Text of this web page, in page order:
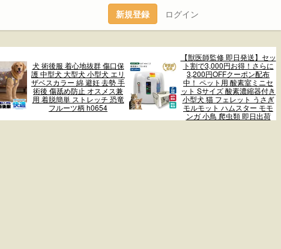
新規登録 ログイン
犬 術後服 着心地抜群 傷口保
護 中型犬 大型犬 小型犬 エリ
ザベスカラー 綿 避妊 去勢 手
術後 傷舐め防止 オスメス兼
用 着脱簡単 ストレッチ 恐竜
フルーツ柄 h0654
【獣医師監修 即日発送】セッ
ト割で3,000円お得！さらに
3,200円OFFクーポン配布
中！ ペット用 酸素室ミニセ
ット Sサイズ 酸素濃縮器付き
小型犬 猫 フェレット うさぎ
モルモット ハムスター モモ
ンガ 小鳥 爬虫類 即日出荷